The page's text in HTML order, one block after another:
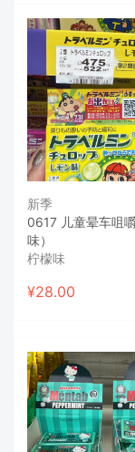
新季
0617 儿童晕车咀嚼糖（柠檬
味）
柠檬味
¥28.00